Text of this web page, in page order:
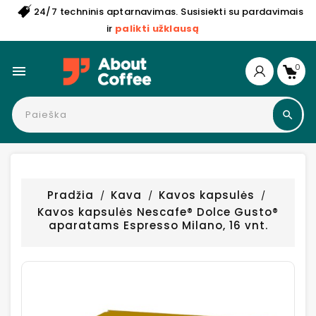
24/7 techninis aptarnavimas. Susisiekti su pardavimais
ir palikti užklausą
 0
Pradžia Kava
Kavos kapsulės
Kavos kapsulės Nescafe® Dolce Gusto®
aparatams Espresso Milano, 16 vnt.